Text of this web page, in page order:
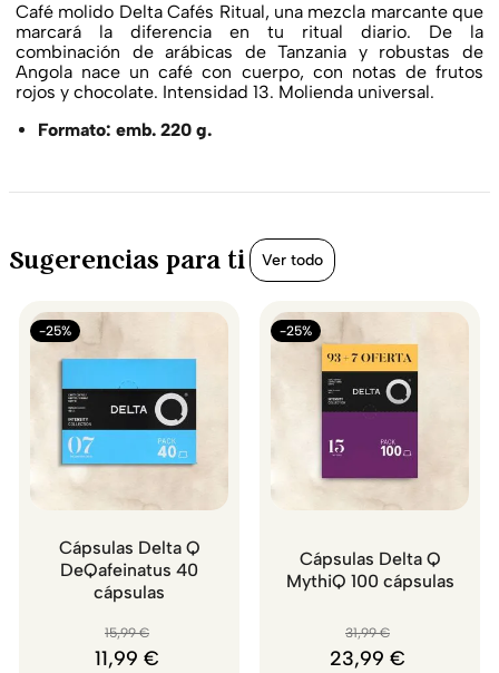
Café molido Delta Cafés Ritual, una mezcla marcante que
marcará la diferencia en tu ritual diario. De la
combinación de arábicas de Tanzania y robustas de
Angola nace un café con cuerpo, con notas de frutos
rojos y chocolate. Intensidad 13. Molienda universal.
Formato: emb. 220 g.
Sugerencias para ti Ver todo
-25%
Cápsulas Delta Q
DeQafeinatus 40
cápsulas
15,99 €
11,99 €
-25%
Cápsulas Delta Q
MythiQ 100 cápsulas
31,99 €
23,99 €